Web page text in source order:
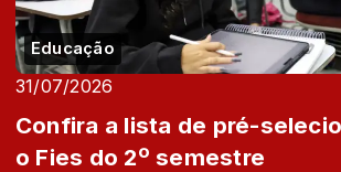
Educação
31/07/2026
Confira a lista de pré-
o Fies do 2º semestre